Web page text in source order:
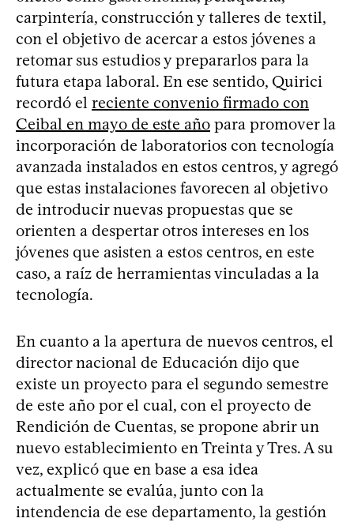
carpintería, construcción y talleres de textil,
con el objetivo de acercar a estos jóvenes a
retomar sus estudios y prepararlos para la
futura etapa laboral. En ese sentido, Quirici
recordó el reciente convenio firmado con
Ceibal en mayo de este año para promover la
incorporación de laboratorios con tecnología
avanzada instalados en estos centros, y agregó
que estas instalaciones favorecen al objetivo
de introducir nuevas propuestas que se
orienten a despertar otros intereses en los
jóvenes que asisten a estos centros, en este
caso, a raíz de herramientas vinculadas a la
tecnología.
En cuanto a la apertura de nuevos centros, el
director nacional de Educación dijo que
existe un proyecto para el segundo semestre
de este año por el cual, con el proyecto de
Rendición de Cuentas, se propone abrir un
nuevo establecimiento en Treinta y Tres. A su
vez, explicó que en base a esa idea
actualmente se evalúa, junto con la
intendencia de ese departamento, la gestión